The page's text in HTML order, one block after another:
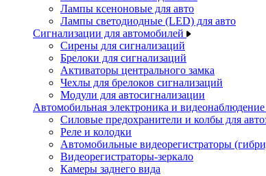
Лампы ксеноновые для авто
Лампы светодиодные (LED) для авто
Сигнализации для автомобилей
Сирены для сигнализаций
Брелоки для сигнализаций
Активаторы центрального замка
Чехлы для брелоков сигнализаций
Модули для автосигнализации
Автомобильная электроника и видеонаблюдение
Силовые предохранители и колбы для
Реле и колодки
Автомобильные видеорегистраторы
Видеорегистраторы-зеркало
Камеры заднего вида